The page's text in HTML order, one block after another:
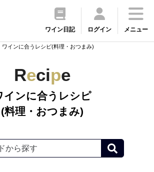
ワイン日記 ログイン メニュー
ワインに合うレシピ(料理・おつまみ)
Recipe
インに合うレシピ
(料理・おつまみ)